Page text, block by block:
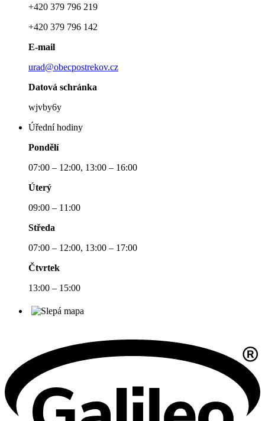
+420 379 796 219
+420 379 796 142
E-mail
urad@obecpostrekov.cz
Datová schránka
wjvby6y
Úřední hodiny
Pondělí
07:00 – 12:00, 13:00 – 16:00
Úterý
09:00 – 11:00
Středa
07:00 – 12:00, 13:00 – 17:00
Čtvrtek
13:00 – 15:00